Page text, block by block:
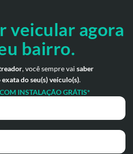
veicular agora
bairro.
, você sempre vai saber
do seu(s) veículo(s).
COM INSTALAÇÃO GRÁTIS*